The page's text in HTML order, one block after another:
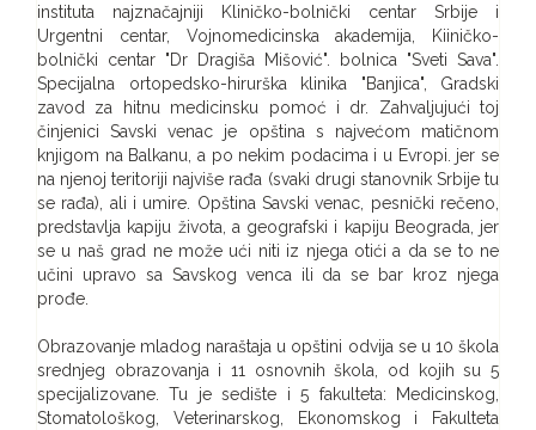
instituta najznačajniji Kliničko-bolnički centar Srbije i
Urgentni centar, Vojnomedicinska akademija, Kiiničko-
bolnički centar "Dr Dragiša Mišović". bolnica "Sveti Sava".
Specijalna ortopedsko-hirurška klinika "Banjica", Gradski
zavod za hitnu medicinsku pomoć i dr. Zahvaljujući toj
činjenici Savski venac je opština s najvećom matičnom
knjigom na Balkanu, a po nekim podacima i u Evropi. jer se
na njenoj teritoriji najviše rađa (svaki drugi stanovnik Srbije tu
se rađa), ali i umire. Opština Savski venac, pesnički rečeno,
predstavlja kapiju života, a geografski i kapiju Beograda, jer
se u naš grad ne može ući niti iz njega otići a da se to ne
učini upravo sa Savskog venca ili da se bar kroz njega
prođe.
Obrazovanje mladog naraštaja u opštini odvija se u 10 škola
srednjeg obrazovanja i 11 osnovnih škola, od kojih su 5
specijalizovane. Tu je sedište i 5 fakulteta: Medicinskog,
Stomatološkog, Veterinarskog, Ekonomskog i Fakulteta